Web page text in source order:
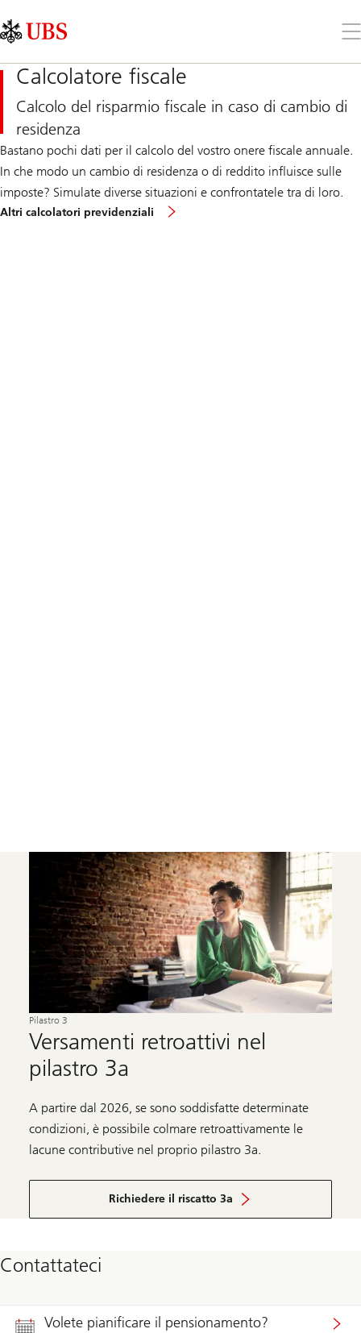
Links
Area
il
Calcolatore fiscale
Calcolo del risparmio fiscale in caso di cambio di
residenza
Bastano pochi dati per il calcolo del vostro onere fiscale annuale.
In che modo un cambio di residenza o di reddito influisce sulle
imposte? Simulate diverse situazioni e confrontatele tra di loro.
Altri calcolatori previdenziali
Pilastro 3
Versamenti retroattivi nel
pilastro 3a
A partire dal 2026, se sono soddisfatte determinate
condizioni, è possibile colmare retroattivamente le
lacune contributive nel proprio pilastro 3a.
Richiedere il riscatto 3a
Contattateci
Volete pianificare il pensionamento?